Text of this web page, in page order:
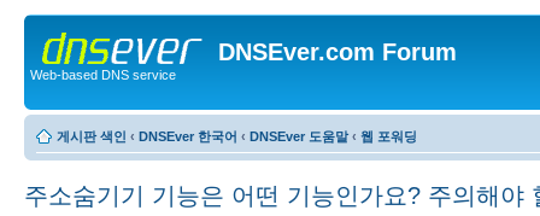
DNSEver.com Forum
Web-based DNS service
게시판 색인 ‹ DNSEver 한국어 ‹ DNSEver 도움말 ‹ 웹 포워딩
주소숨기기 기능은 어떤 기능인가요? 주의해야